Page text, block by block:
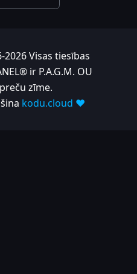
2026 Visas tiesības
ir P.A.G.M. OU
zīme.
kodu.cloud ❤️